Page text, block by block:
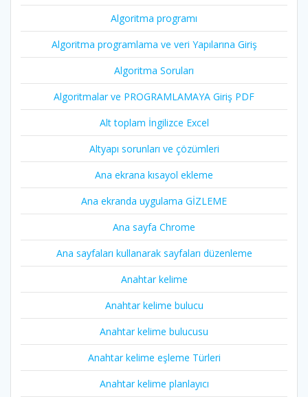
Algoritma programı
Algoritma programlama ve veri Yapılarına Giriş
Algoritma Soruları
Algoritmalar ve PROGRAMLAMAYA Giriş PDF
Alt toplam İngilizce Excel
Altyapı sorunları ve çözümleri
Ana ekrana kısayol ekleme
Ana ekranda uygulama GİZLEME
Ana sayfa Chrome
Ana sayfaları kullanarak sayfaları düzenleme
Anahtar kelime
Anahtar kelime bulucu
Anahtar kelime bulucusu
Anahtar kelime eşleme Türleri
Anahtar kelime planlayıcı